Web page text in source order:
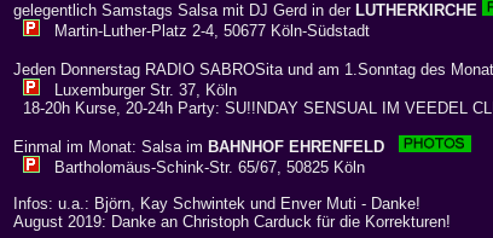
gelegentlich Samstags Salsa mit DJ Gerd in der LUTHERKIRCHE
Martin-Luther-Platz 2-4, 50677 Köln-Südstadt
Jeden Donnerstag RADIO SABROSita und am 1.Sonntag des
Luxemburger Str. 37, Köln
18-20h Kurse, 20-24h Party: SU!!NDAY SENSUAL IM VEEDEL
Einmal im Monat: Salsa im BAHNHOF EHRENFELD
Bartholomäus-Schink-Str. 65/67, 50825 Köln
Infos: u.a.: Björn, Kay Schwintek und Enver Muti - Danke!
August 2019: Danke an Christoph Carduck für die Korrekturen!